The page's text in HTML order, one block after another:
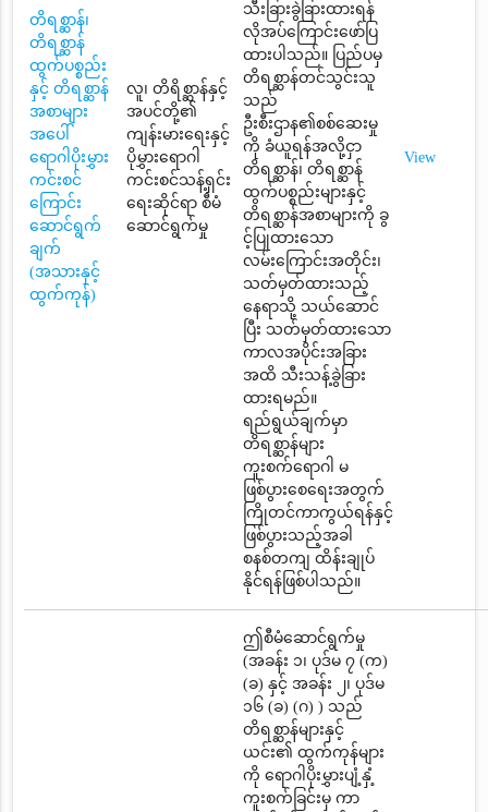
တိရစ္ဆာန်၊
တိရစ္ဆာန်
ထွက်ပစ္စည်း
နှင့် တိရစ္ဆာန်
အစာများ
အပေါ်
ရောဂါပိုးမွှား
ကင်းစင်
ကြောင်း
ဆောင်ရွက်
ချက်
(အသားနှင့်
ထွက်ကုန်)
လူ၊ တိရိစ္ဆာန်နှင့်
အပင်တို့၏
ကျန်းမားရေးနှင့်
ပိုမွှားရောဂါ
ကင်းစင်သန့်ရှင်း
ရေးဆိုင်ရာ စီမံ
ဆောင်ရွက်မှု
သီးခြားခွဲခြားထားရန်
လိုအပ်ကြောင်းဖော်ပြ
ထားပါသည်။ ပြည်ပမှ
တိရစ္ဆာန်တင်သွင်းသူ
သည်
ဦးစီးဌာန၏စစ်ဆေးမှု
ကို ခံယူရန်အလို့ငှာ
တိရစ္ဆာန်၊ တိရစ္ဆာန်
ထွက်ပစ္စည်းများနှင့်
တိရစ္ဆာန်အစာများကို ခွ
င့်ပြုထားသော
လမ်းကြောင်းအတိုင်း၊
သတ်မှတ်ထားသည့်
နေရာသို့ သယ်ဆောင်
ပြီး သတ်မှတ်ထားသော
ကာလအပိုင်းအခြား
အထိ သီးသန့်ခွဲခြား
ထားရမည်။
ရည်ရွယ်ချက်မှာ
တိရစ္ဆာန်များ
ကူးစက်ရောဂါ မ
ဖြစ်ပွားစေရေးအတွက်
ကြိုတင်ကာကွယ်ရန်နှင့်
ဖြစ်ပွားသည့်အခါ
စနစ်တကျ ထိန်းချုပ်
နိုင်ရန်ဖြစ်ပါသည်။
View
ဤစီမံဆောင်ရွက်မှု
(အခန်း ၁၊ ပုဒ်မ ၇ (က)
(ခ) နှင့် အခန်း ၂၊ ပုဒ်မ
၁၆ (ခ) (ဂ) ) သည်
တိရစ္ဆာန်များနှင့်
ယင်း၏ ထွက်ကုန်များ
ကို ရောဂါပိုးမွှားပျံ့နှံ့
ကူးစက်ခြင်းမှ ကာ